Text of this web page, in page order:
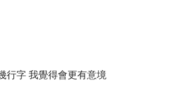
行字 我覺得會更有意境